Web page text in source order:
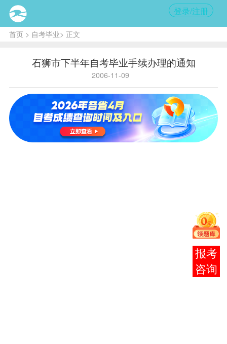
登录/注册
首页> 自考毕业> 正文
石狮市下半年自考毕业手续办理的通知
2006-11-09
核心
我市的
自考毕
在线
客服